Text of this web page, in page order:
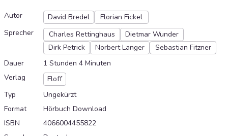
Autor David Bredel
Florian Fickel
Sprecher
Charles Rettinghaus
Dietmar Wunder
Dirk Petrick
Norbert Langer
Sebastian Fitzner
Dauer
1 Stunden 4 Minuten
Verlag
Floff
Typ
Ungekürzt
Format
Hörbuch Download
ISBN
4066004455822